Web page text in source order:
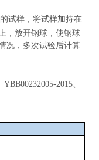
试样，将试样加持在
，放开钢球，使钢球
况，多次试验后计算
2015、